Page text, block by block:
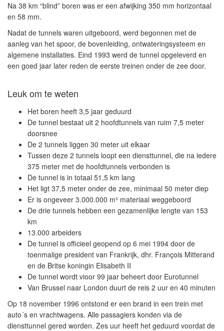
Na 38 km “blind” boren was er een afwijking 350 mm horizontaal
en 58 mm.
Nadat de tunnels waren uitgeboord, werd begonnen met de
aanleg van het spoor, de bovenleiding, ontwateringsysteem en
algemene installaties. Eind 1993 werd de tunnel opgeleverd en
een goed jaar later reden de eerste treinen onder de zee door.
Leuk om te weten
Het boren heeft 3,5 jaar geduurd
De tunnel bestaat uit 2 hoofdtunnels van ruim 7,5 meter
doorsnee
De 2 tunnels liggen 30 meter uit elkaar
Tussen deze 2 tunnels loopt een diensttunnel, die na iedere
375 meter met de hoofdtunnels verbonden is
De tunnel is in totaal 51,5 km lang
Het ligt 37,5 meter onder de zee, minimaal 50 meter diep
Er is ongeveer 3.000.000 m³ materiaal weggeboord
De drie tunnels hebben een gezamenlijke lengte van 153
km
13.000 arbeiders
De tunnel is officieel geopend op 6 mei 1994 door de
toenmalige president van Frankrijk, dhr. François Mitterand
en de Britse koningin Elisabeth II
De tunnel wordt vioor 99 jaar beheert door Eurotunnel
Van Brussel naar London duurt de reis 2 uur en 40 minuten
Op 18 november 1996 ontstond er een brand in een trein met
auto´s en vrachtwagens. Alle passagiers konden via de
diensttunnel gered worden. Zes uur heeft het geduurd voordat de